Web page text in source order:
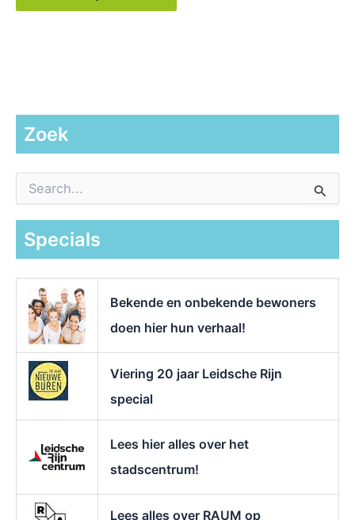
Zoek
a
Specials
Bekende en onbekende bewoners
doen hier hun verhaal!
Viering 20 jaar Leidsche Rijn
special
Lees hier alles over het
stadscentrum!
Lees alles over RAUM op